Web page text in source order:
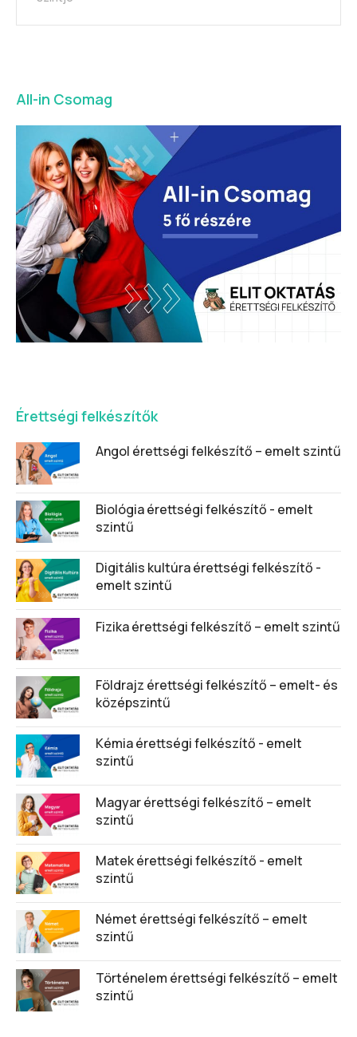
All-in Csomag
Érettségi felkészítők
Angol érettségi felkészítő – emelt szintű
Biológia érettségi felkészítő - emelt
szintű
Digitális kultúra érettségi felkészítő -
emelt szintű
Fizika érettségi felkészítő – emelt szintű
Földrajz érettségi felkészítő – emelt- és
középszintű
Kémia érettségi felkészítő - emelt
szintű
Magyar érettségi felkészítő – emelt
szintű
Matek érettségi felkészítő - emelt
szintű
Német érettségi felkészítő – emelt
szintű
Történelem érettségi felkészítő – emelt
szintű